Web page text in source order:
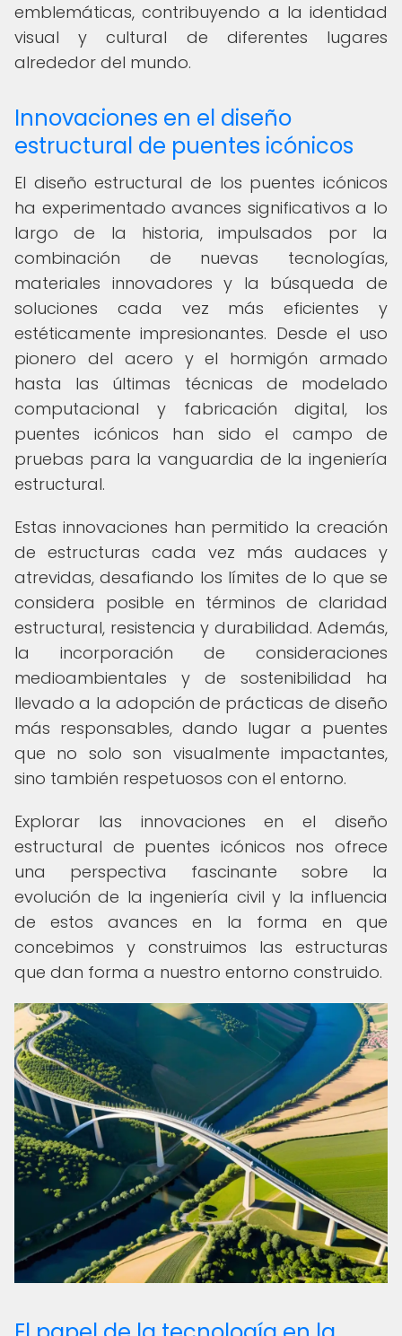
emblemáticas, contribuyendo a la identidad
visual y cultural de diferentes lugares
alrededor del mundo.
Innovaciones en el diseño
estructural de puentes icónicos
El diseño estructural de los puentes icónicos
ha experimentado avances significativos a lo
largo de la historia, impulsados por la
combinación de nuevas tecnologías,
materiales innovadores y la búsqueda de
soluciones cada vez más eficientes y
estéticamente impresionantes. Desde el uso
pionero del acero y el hormigón armado
hasta las últimas técnicas de modelado
computacional y fabricación digital, los
puentes icónicos han sido el campo de
pruebas para la vanguardia de la ingeniería
estructural.
Estas innovaciones han permitido la creación
de estructuras cada vez más audaces y
atrevidas, desafiando los límites de lo que se
considera posible en términos de claridad
estructural, resistencia y durabilidad. Además,
la incorporación de consideraciones
medioambientales y de sostenibilidad ha
llevado a la adopción de prácticas de diseño
más responsables, dando lugar a puentes
que no solo son visualmente impactantes,
sino también respetuosos con el entorno.
Explorar las innovaciones en el diseño
estructural de puentes icónicos nos ofrece
una perspectiva fascinante sobre la
evolución de la ingeniería civil y la influencia
de estos avances en la forma en que
concebimos y construimos las estructuras
que dan forma a nuestro entorno construido.